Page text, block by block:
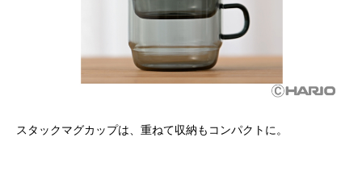
スタックマグカップは、重ねて収納もコンパクトに。